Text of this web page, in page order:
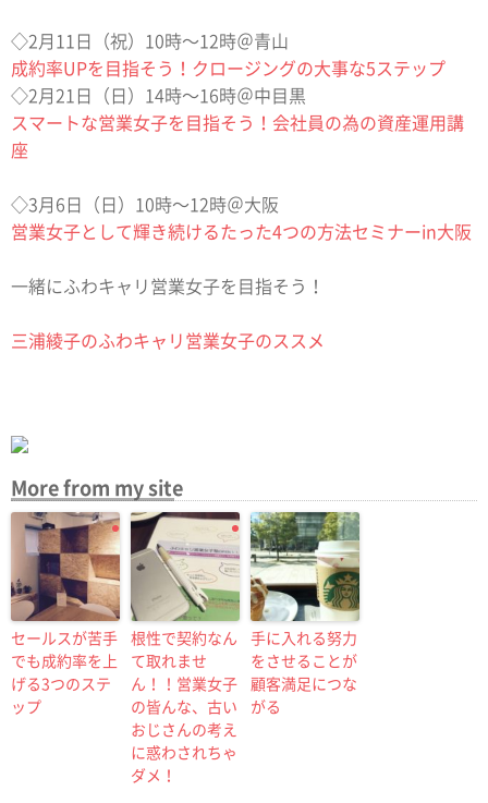
◇2月11日（祝）10時〜12時＠青山
成約率UPを目指そう！クロージングの大事な5ステップ
◇2月21日（日）14時〜16時＠中目黒
スマートな営業女子を目指そう！会社員の為の資産運用講
座
◇3月6日（日）10時〜12時＠大阪
営業女子として輝き続けるたった4つの方法セミナーin大阪
一緒にふわキャリ営業女子を目指そう！
三浦綾子のふわキャリ営業女子のススメ
More from my site
セールスが苦手
でも成約率を上
げる3つのステ
ップ
根性で契約なん
て取れませ
ん！！営業女子
の皆んな、古い
おじさんの考え
に惑わされちゃ
ダメ！
手に入れる努力
をさせることが
顧客満足につな
がる